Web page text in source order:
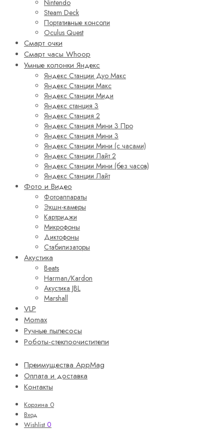
Nintendo
Steam Deck
Портативные консоли
Oculus Quest
Смарт очки
Смарт часы Whoop
Умные колонки Яндекс
Яндекс Станции Дуо Макс
Яндекс Станции Макс
Яндекс Станции Миди
Яндекс станция 3
Яндекс Станция 2
Яндекс Станция Мини 3 Про
Яндекс Станция Мини 3
Яндекс Станции Мини (с часами)
Яндекс Станции Лайт 2
Яндекс Станции Мини (без часов)
Яндекс Станции Лайт
Фото и Видео
Фотоаппараты
Экшн-камеры
Картриджи
Микрофоны
Диктофоны
Стабилизаторы
Акустика
Beats
Harman/Kardon
Акустика JBL
Marshall
VLP
Momax
Ручные пылесосы
Роботы-стеклоочистители
Преимущества AppMag
Оплата и доставка
Контакты
Корзина 0
Вход
Wishlist 0